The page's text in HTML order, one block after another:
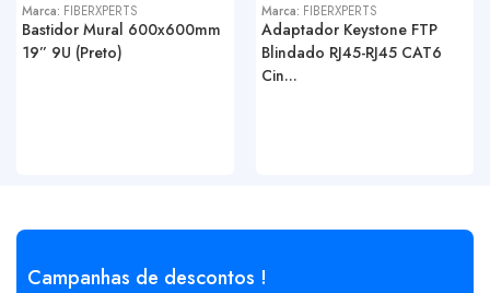
Marca: FIBERXPERTS
Bastidor Mural 600x600mm
19” 9U (Preto)
Marca: FIBERXPERTS
Adaptador Keystone FTP
Blindado RJ45-RJ45 CAT6
Cin...
Campanhas de descontos !